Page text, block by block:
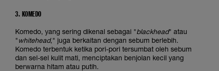
3. KOMEDO
Komedo, yang sering dikenal sebagai "blackhead" atau
"whitehead," juga berkaitan dengan sebum berlebih.
Komedo terbentuk ketika pori-pori tersumbat oleh sebum
dan sel-sel kulit mati, menciptakan benjolan kecil yang
berwarna hitam atau putih.